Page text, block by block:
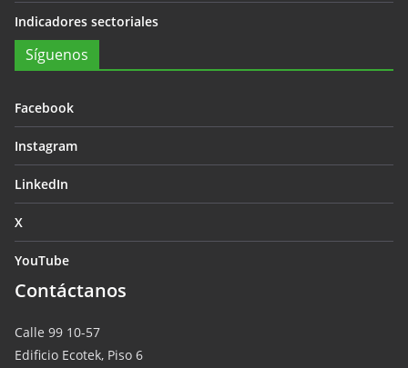
Indicadores sectoriales
Síguenos
Facebook
Instagram
LinkedIn
X
YouTube
Contáctanos
Calle 99 10-57
Edificio Ecotek, Piso 6